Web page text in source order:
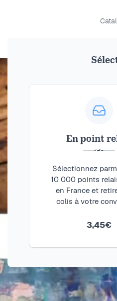
En point
Sélectionnez
10 000 points
en France et
colis à votre
3,45€